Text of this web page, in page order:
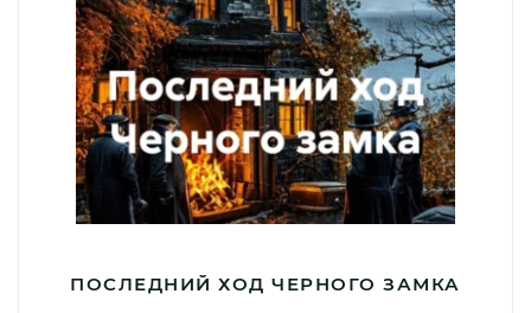
ПОСЛЕДНИЙ ХОД ЧЕРНОГО ЗАМКА